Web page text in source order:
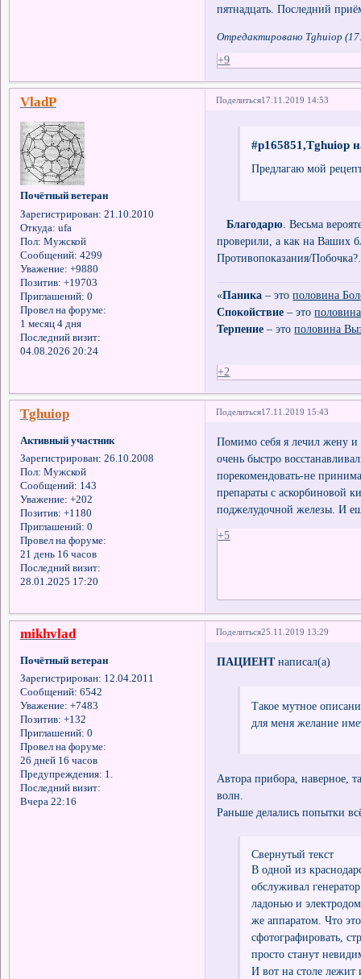
пятнадцать. Последний
Отредактировано Tghuiop
+9
Поделиться17.11.2019 14:53
VladP
Почётный ветеран
Зарегистрирован: 21.10.2010
Откуда: ufa
Пол: Мужской
Сообщений: 4299
Уважение: +9880
Позитив: +19703
Приглашений: 0
Провел на форуме:
1 месяц 4 дня
Последний визит:
04.08.2026 20:24
#p165851,Tghuiop
Предлагаю мой
Благодарю . Весьма
проверили, а как на Ваших
Противопоказания/
«Паника – этополовина
Спокойствие – это
Терпение – этополовина
+2
Поделиться17.11.2019 15:43
Tghuiop
Активный участник
Зарегистрирован: 26.10.2008
Пол: Мужской
Сообщений: 143
Уважение: +202
Позитив: +1180
Приглашений: 0
Провел на форуме:
21 день 16 часов
Последний визит:
28.01.2025 17:20
Помимо себя я лечил жену и
очень быстро
порекомендовать-не
препараты с аскорбиновой
поджелудочной железы. И
+5
Поделиться25.11.2019 13:29
mikhvlad
Почётный ветеран
Зарегистрирован: 12.04.2011
Сообщений: 6542
Уважение: +7483
Позитив: +132
Приглашений: 0
Провел на форуме:
26 дней 16 часов
Предупреждения: 1.
Последний визит:
Вчера 22:16
ПАЦИЕНТнаписал(а)
Такое мутное
для меня желание
Автора прибора, наверное,
волн.
Раньше делались попытки
Свернутый текст
В одной из
обслуживал
ладонью и
же аппаратом. Что
сфотографировать,
просто станут
И вот на столе лежит